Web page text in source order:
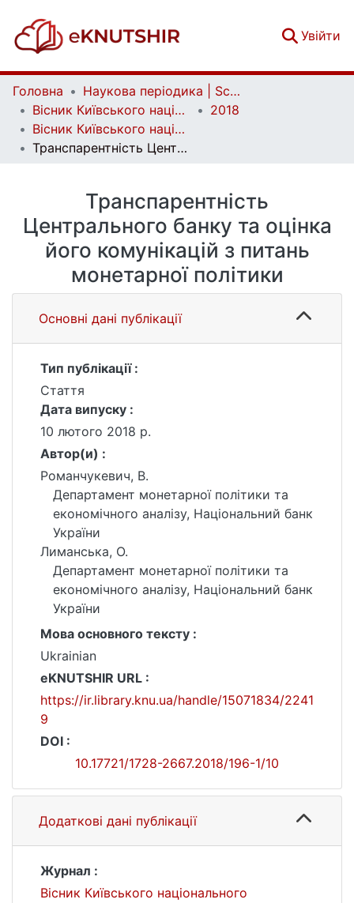
Увійти
Головна
Наукова періодика | Scientific periodicals
Вісник Київського національного університету імені Тараса Шевченка. Економіка | Bulletin of Taras Shevchenko National University of Kyiv. Economics
2018
Вісник Київського національного університету імені Тараса Шевченка. Економіка. Випуск 1 (196)
Транспарентність Центрального банку та оцінка його комунікацій з питань монетарної політики
Транспарентність
Центрального банку та оцінка
його комунікацій з питань
монетарної політики
Основні дані публікації
Тип публікації :
Стаття
Дата випуску :
10 лютого 2018 р.
Автор(и) :
Романчукевич, В.
Департамент монетарної політики та
економічного аналізу, Національний банк
України
Лиманська, О.
Департамент монетарної політики та
економічного аналізу, Національний банк
України
Мова основного тексту :
Ukrainian
eKNUTSHIR URL :
https://ir.library.knu.ua/handle/15071834/2241
9
DOI :
10.17721/1728-2667.2018/196-1/10
Додаткові дані публікації
Журнал :
Вісник Київського національного